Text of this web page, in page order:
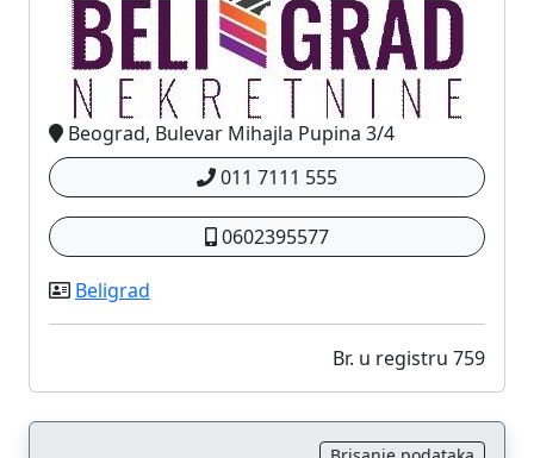
Beograd, Bulevar Mihajla Pupina 3/4
011 7111 555
0602395577
Beligrad
Br. u registru 759